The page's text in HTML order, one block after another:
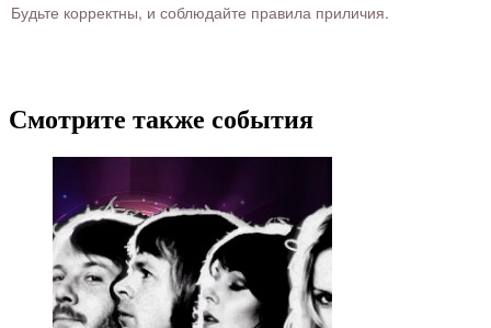
Будьте корректны, и соблюдайте правила приличия.
Смотрите также события